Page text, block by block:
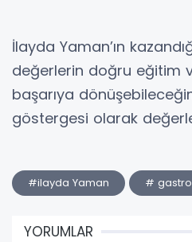
İlayda Yaman’ın
değerlerin doğru eğitim
başarıya
göstergesi olarak
#ilayda Yaman #
YORUMLAR